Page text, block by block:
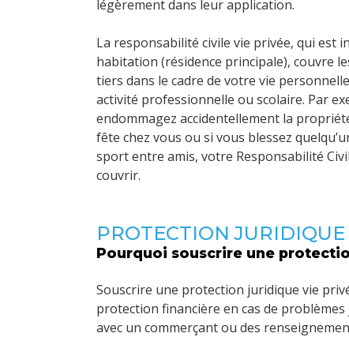
légèrement dans leur application.
La responsabilité civile vie privée, qui est
habitation (résidence principale), couvre
tiers dans le cadre de votre vie
activité professionnelle ou scolaire. Par
endommagez accidentellement la
fête chez vous ou si vous blessez
sport entre amis, votre Responsabilité
couvrir.
PROTECTION JURIDIQUE
Pourquoi souscrire une
Souscrire une protection juridique vie
protection financière en cas de
avec un commerçant ou des